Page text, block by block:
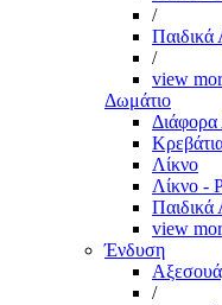
/
Παιδικά
/
view
Δωμάτιο
Λίκνο
Λίκνο -
Παιδικά
view
Ένδυση
/